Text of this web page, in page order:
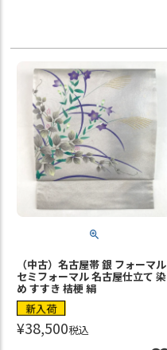
（中古）名古屋帯 銀 フォーマル
セミフォーマル 名古屋仕立て 染
め すすき 桔梗 絹
新入荷
¥38,500税込